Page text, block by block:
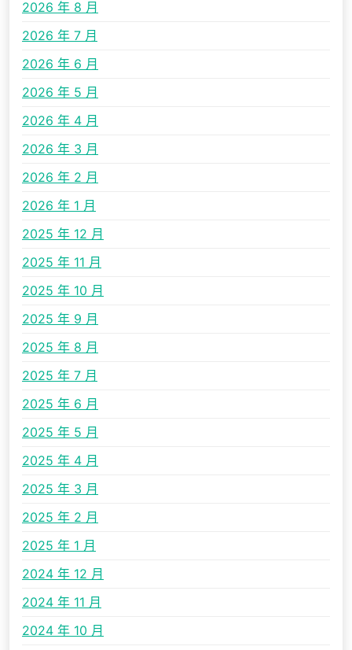
2026 年 8 月
2026 年 7 月
2026 年 6 月
2026 年 5 月
2026 年 4 月
2026 年 3 月
2026 年 2 月
2026 年 1 月
2025 年 12 月
2025 年 11 月
2025 年 10 月
2025 年 9 月
2025 年 8 月
2025 年 7 月
2025 年 6 月
2025 年 5 月
2025 年 4 月
2025 年 3 月
2025 年 2 月
2025 年 1 月
2024 年 12 月
2024 年 11 月
2024 年 10 月